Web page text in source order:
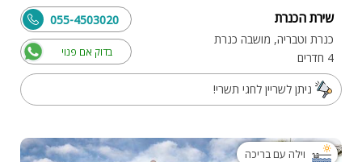
שירת הכנרת
כנרת וטבריה, מושבה כנרת
4 חדרים
בדוק אם פנוי
055-4503020
ניתן לשריין לחגי תשרי!
וילה עם בריכה